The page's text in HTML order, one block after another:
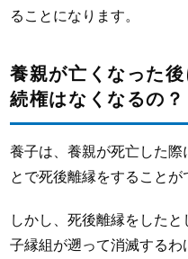
ることになります。
養親が亡くなった
続権はなくなるの？
養子は、養親が死亡した際
とで死後離縁をすることが
しかし、死後離縁をした
子縁組が遡って消滅する